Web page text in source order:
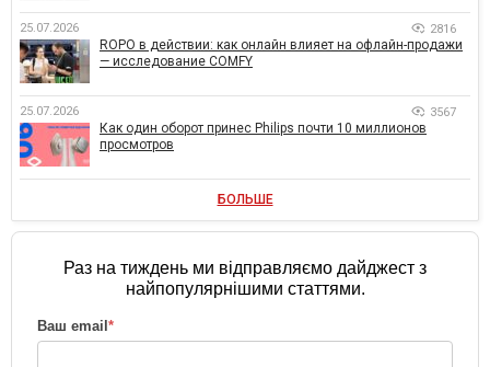
25.07.2026 2816
ROPO в действии: как онлайн влияет на офлайн-продажи
— исследование COMFY
25.07.2026 3567
Как один оборот принес Philips почти 10 миллионов
просмотров
БОЛЬШЕ
Раз на тиждень ми відправляємо дайджест з
найпопулярнішими статтями.
Ваш email *